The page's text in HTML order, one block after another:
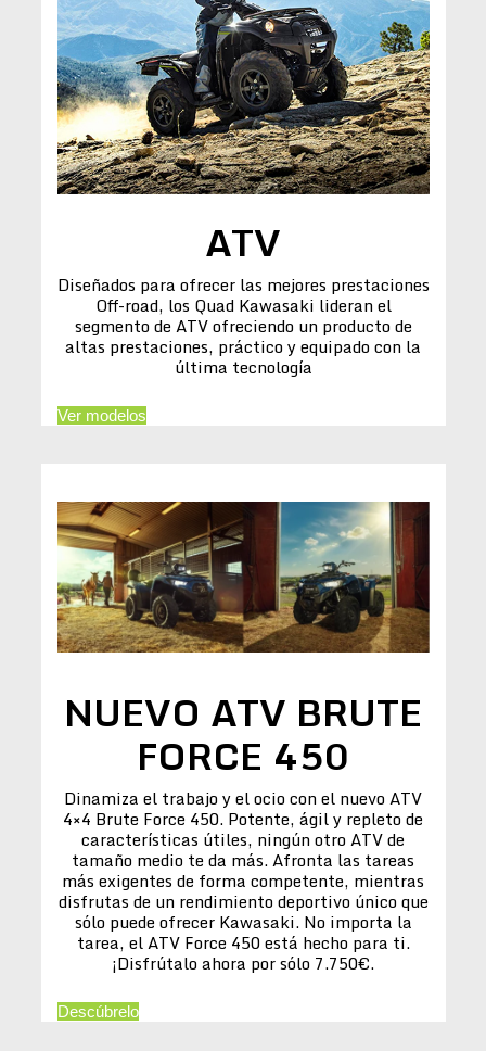
ATV
Diseñados para ofrecer las mejores prestaciones
Off-road, los Quad Kawasaki lideran el
segmento de ATV ofreciendo un producto de
altas prestaciones, práctico y equipado con la
última tecnología
Ver modelos
NUEVO ATV BRUTE
FORCE 450
Dinamiza el trabajo y el ocio con el nuevo ATV
4×4 Brute Force 450. Potente, ágil y repleto de
características útiles, ningún otro ATV de
tamaño medio te da más. Afronta las tareas
más exigentes de forma competente, mientras
disfrutas de un rendimiento deportivo único que
sólo puede ofrecer Kawasaki. No importa la
tarea, el ATV Force 450 está hecho para ti.
¡Disfrútalo ahora por sólo 7.750€.
Descúbrelo